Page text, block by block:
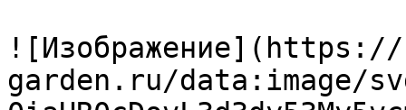
![Изображение](https://
garden.ru/data:image/